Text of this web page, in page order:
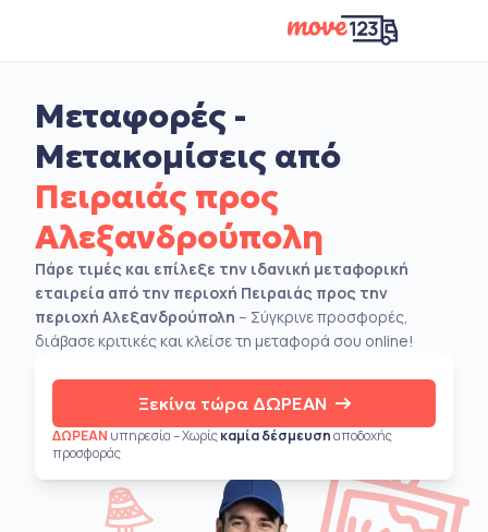
Μεταφορές -
Μετακομίσεις από
Πειραιάς προς
Αλεξανδρούπολη
Πάρε τιμές και επίλεξε την ιδανική μεταφορική
εταιρεία από την περιοχή Πειραιάς προς την
περιοχή Αλεξανδρούπολη – Σύγκρινε προσφορές,
διάβασε κριτικές και κλείσε τη μεταφορά σου online!
Ξεκίνα τώρα ΔΩΡΕΑΝ
ΔΩΡΕΑΝ υπηρεσία – Χωρίςκαμία δέσμευσηαποδοχής
προσφοράς